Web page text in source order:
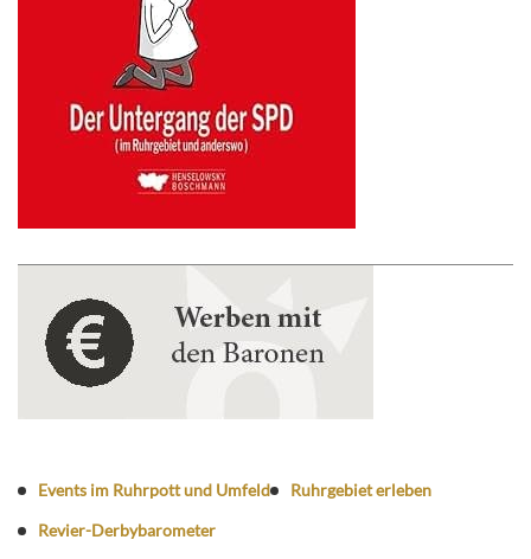
Events im Ruhrpott und Umfeld
Ruhrgebiet erleben
Revier-Derbybarometer